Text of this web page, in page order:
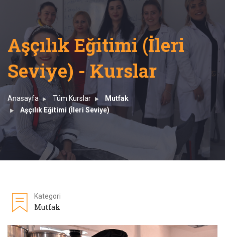
Aşçılık Eğitimi (İleri
Seviye) - Kurslar
Anasayfa Tüm Kurslar
Mutfak
Aşçılık Eğitimi (İleri Seviye)
Kategori
Mutfak